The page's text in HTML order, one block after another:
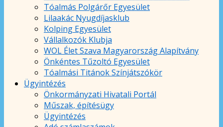
Tóalmás Polgárőr Egyesület
Lilaakác Nyugdíjasklub
Kolping Egyesület
Vállalkozók Klubja
WOL Élet Szava Magyarország Alapítvány
Önkéntes Tűzoltó Egyesület
Tóalmási Titánok Színjátszókör
Ügyintézés
Önkormányzati Hivatali Portál
Műszak, építésügy
Ügyintézés